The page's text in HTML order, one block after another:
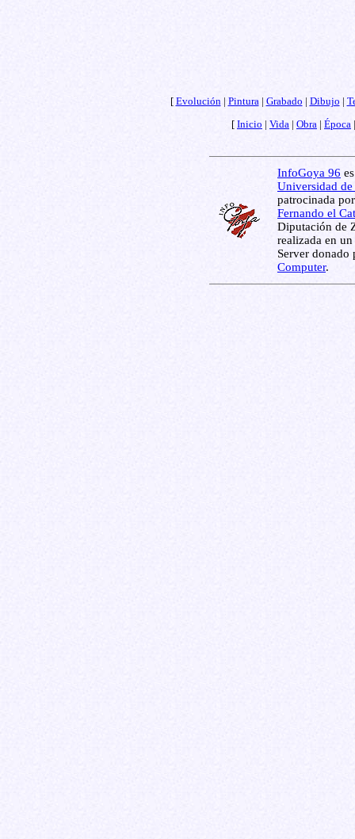
[ Evolución| Pintura| Grabado | Dibujo |
[ Inicio | Vida | Obra | Época
InfoGoya 96
Universidad de
patrocinada
Fernando el
Diputación de
realizada en
Server donado
Computer.